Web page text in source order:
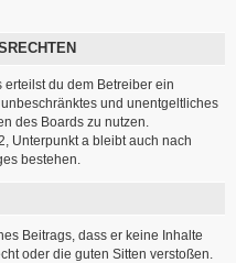
erteilst du dem Betreiber ein
und unentgeltliches
des Boards zu nutzen.
Unterpunkt a bleibt auch nach
bestehen.
Beitrags, dass er keine Inhalte
oder die guten Sitten verstoßen.